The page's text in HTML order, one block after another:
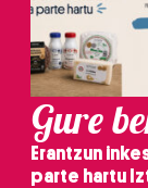
Gure
Erantzun
parte hartu